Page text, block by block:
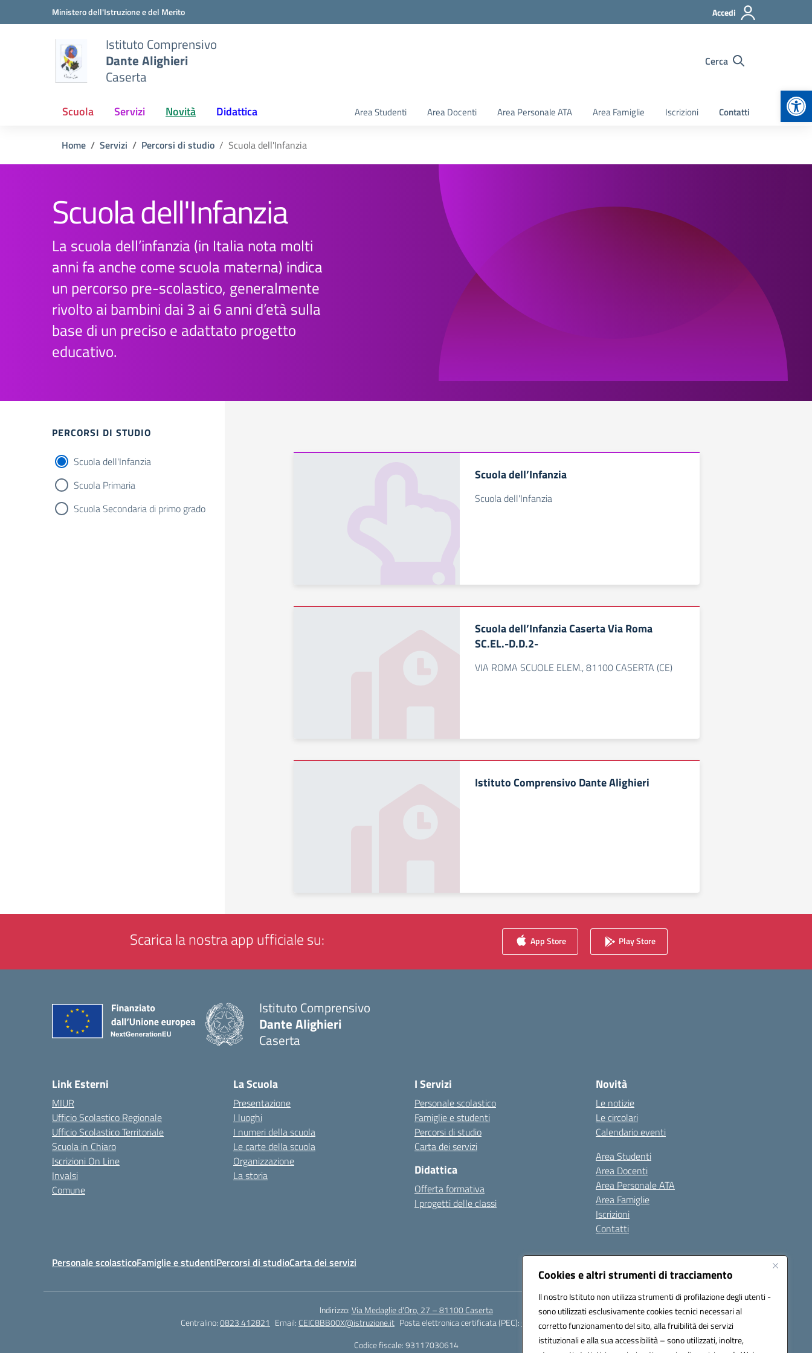
Cookies e altri strumenti di tracciamento
Il nostro Istituto non utilizza strumenti di profilazione degli utenti -
sono utilizzati esclusivamente cookies tecnici necessari al
corretto funzionamento del sito, alla fruibilità dei servizi
istituzionali e alla sua accessibilità – sono utilizzati, inoltre,
Vai ai contenuti
Vai al menu di navigazioneMinistero dell'Istruzione e del Merito Accedi
Istituto Comprensivo
Dante Alighieri
Caserta
Cerca
Scuola Servizi Novità Didattica Area Studenti Area Docenti Area Personale ATA Area Famiglie Iscrizioni Contatti
Home Servizi Percorsi di studio Scuola dell'Infanzia
Scuola dell'Infanzia
La scuola dell’infanzia (in Italia nota molti
anni fa anche come scuola materna) indica
un percorso pre-scolastico, generalmente
rivolto ai bambini dai 3 ai 6 anni d’età sulla
base di un preciso e adattato progetto
educativo.
Filtri
PERCORSI DI STUDIO
Scuola dell'Infanzia
Scuola Primaria
Scuola Secondaria di primo grado
Scuola dell’Infanzia
Scuola dell'Infanzia
Scuola dell’Infanzia Caserta Via Roma
SC.EL.-D.D.2-
VIA ROMA SCUOLE ELEM., 81100 CASERTA (CE)
Istituto Comprensivo Dante Alighieri
Scarica la nostra app ufficiale su: App Store Play Store
Istituto Comprensivo
Dante Alighieri
Caserta
Link Esterni
MIUR
Ufficio Scolastico Regionale
Ufficio Scolastico Territoriale
Scuola in Chiaro
Iscrizioni On Line
Invalsi
Comune
La Scuola
Presentazione
I luoghi
I numeri della scuola
Le carte della scuola
Organizzazione
La storia
I Servizi
Personale scolastico
Famiglie e studenti
Percorsi di studio
Carta dei servizi
Didattica
Offerta formativa
I progetti delle classi
Novità
Le notizie
Le circolari
Calendario eventi
Area Studenti
Area Docenti
Area Personale ATA
Area Famiglie
Iscrizioni
Contatti
Personale scolasticoFamiglie e studentiPercorsi di studioCarta dei servizi
Indirizzo:Via Medaglie d'Oro, 27 – 81100 Caserta
Centralino:0823 412821 Email: CEIC8BB00X@istruzione.it Posta elettronica certificata (PEC):
CEIC8BB00X@pec.istruzione.it
Codice fiscale: 93117030614